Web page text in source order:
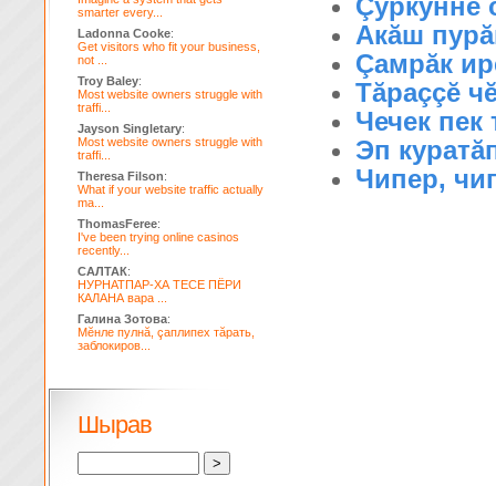
Çуркунне
Акăш
Çамрăк
Тăраççĕ
Чечек пек
Эп
Чипер,
smarter every...
Ladonna Cooke:
Get visitors who fit your business,
not ...
Troy Baley:
Most website owners struggle with
traffi...
Jayson Singletary:
Most website owners struggle with
traffi...
Theresa Filson:
What if your website traffic actually
ma...
ThomasFeree:
I've been trying online casinos
recently...
САЛТАК:
НУРНАТПАР-ХА ТЕСЕ ПЁРИ
КАЛАНА вара ...
Галина Зотова:
Мĕнле пулнă, çаплипех тăрать,
заблокиров...
Шырав